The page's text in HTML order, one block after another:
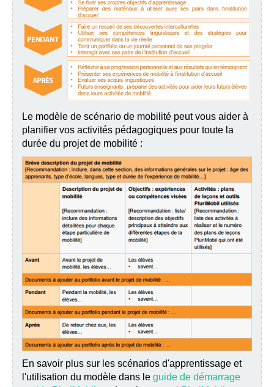
Le modèle de scénario de mobilité peut vous aider à
planifier vos activités pédagogiques pour toute la
durée du projet de mobilité :
En savoir plus sur les scénarios d'apprentissage et
l'utilisation du modèle dans le guide de démarrage